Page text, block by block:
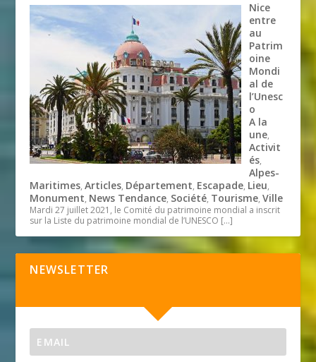
Nice
entre
au
Patrim
oine
Mondi
al de
l’Unesc
o
A la
une,
Activit
és,
Alpes-
Maritimes,Articles, Département, Escapade, Lieu,
Monument, News Tendance, Société, Tourisme,Ville
Mardi 27 juillet 2021, le Comité du patrimoine mondial a inscrit
sur la Liste du patrimoine mondial de l’UNESCO […]
NEWSLETTER